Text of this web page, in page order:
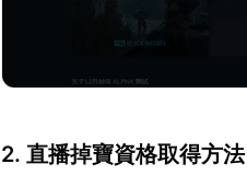
2. 直播掉寶資格取得方法